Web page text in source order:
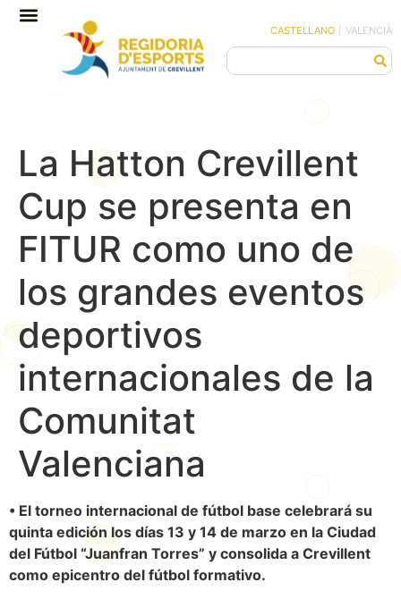
CASTELLANO VALENCIÀ
La Hatton Crevillent
Cup se presenta en
FITUR como uno de
los grandes eventos
deportivos
internacionales de la
Comunitat
Valenciana
• El torneo internacional de fútbol base celebrará su
quinta edición los días 13 y 14 de marzo en la Ciudad
del Fútbol “Juanfran Torres” y consolida a Crevillent
como epicentro del fútbol formativo.